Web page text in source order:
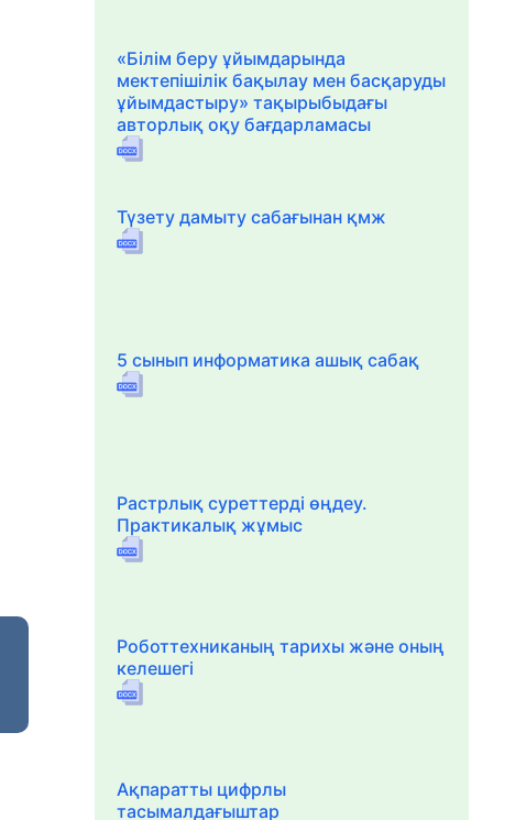
«Білім беру ұйымдарында
мектепішілік бақылау мен басқаруды
ұйымдастыру» тақырыбыдағы
авторлық оқу бағдарламасы
Түзету дамыту сабағынан қмж
5 сынып информатика ашық сабақ
Растрлық суреттерді өңдеу.
Практикалық жұмыс
Роботтехниканың тарихы және оның
келешегі
Ақпаратты цифрлы
тасымалдағыштар